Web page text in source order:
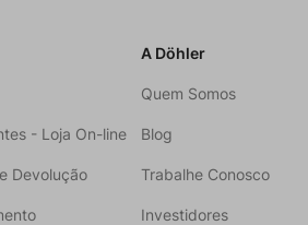
- Loja On-line
Devolução
A Döhler
Quem Somos
Blog
Trabalhe Conosco
Investidores